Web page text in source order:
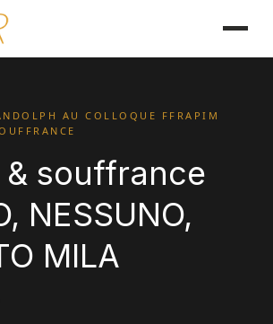
AU COLLOQUE FFRAPIM
& souffrance
NESSUNO,
MILA